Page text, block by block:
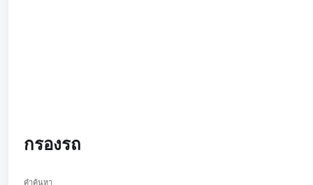
กรองรถ
คำค้นหา